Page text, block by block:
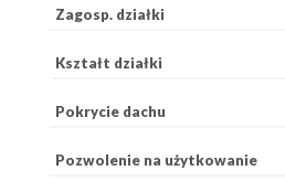
Zagosp. działki
Kształt działki
Pokrycie dachu
Pozwolenie na użytkowanie